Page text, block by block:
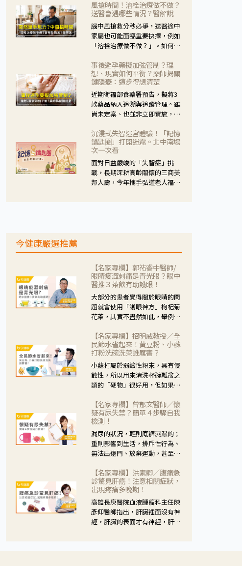
產業協會 提出「非處方藥正確使
用」與「藥師給力」，鼓勵民眾
建立安全且正確的自我照護習
慣。
風搶時間！溶栓治療做不做？
送醫會遇哪些情況？醫解說
腦中風搶救分秒必爭，送醫途中
家屬也可能面臨重要抉擇，例如
「溶栓治療做不做？」。如何搶
會理事長陳龍醫師解說！
事後避孕藥擬加強管制？理
想、現實如何平衡？藥師揭關
鍵隱憂：這步得想清楚
近期衛福部食藥署預告，擬將3
款藥品納入追溯與追蹤管理。雖
尚未定案、也並非立即實施，不
人杰藥師表示，這三款藥物目
的、作用、風險各有不同，管制
與否所帶來的後許影響也不同，
可先了解其特性。
沉浸式失智迷宮體驗！「記憶
鑰匙圈」打開迷霧。北中南場
次一次看
面對日益嚴峻的「失智症」挑
戰，長期深耕高齡關懷的三商美
邦人壽，今年攜手弘道老人福利
生活挑戰。
今健康嚴選推薦
【名家專欄】郭祐睿中醫師/
眼睛痠澀刺痛是青光眼？眼中
醫推３茶飲有助護眼！
大部分的患者覺得關於眼睛的問
題就會使用「護眼神方」枸杞菊
花茶，其實不盡然如此，舉例來
紅、眼睛痛、眼屎多而且顏色
黃，當然就可以使用枸杞菊花
茶，但是枸杞的劑量要少，菊花
的劑量要多；若是有以上症狀以
外，眼睛還會有灼熱感，眼屎多
到會「牽絲」，也就是水樣分泌
了，這時候就要使用菊花、金銀
花來治療；假如單純的眼睛乾
澀，結膜沒有紅，眼睛周圍沒有
眼屎，這種情況是屬於「陰
虛」，就可以使用枸杞、蓮藕、
麥門冬、山藥等比較滋潤的藥
【名家專欄】招明威教授／全
民節水省起來！黃豆粉、小蘇
打粉洗碗洗菜誰厲害？
小蘇打屬於弱鹼性粉末，具有侵
蝕性，所以用來清洗杯碗瓢盆之
類的「硬物」很好用，但如果用
特別注意用法用量，使用過多或
是浸泡太久，容易腐蝕蔬菜的纖
維，讓菜軟掉不清脆。
【名家專欄】曾郁文醫師／懷
疑有尿失禁？簡單４步驟自我
檢測！
漏尿的狀況，輕則底褲濕濕的；
重則影響到生活，排斥性行為、
無法出遠門、放棄運動，甚至怕
禁」的症狀，長期下來不敢與朋
友往來，低潮陰霾造成憂鬱症。
【名家專欄】洪素卿／腹痛急
診驚見肝癌！注意相關症狀，
出現疼痛多晚期！
高雄長庚醫院血液腫瘤科主任陳
彥仰醫師指出，肝臟裡面沒有神
經，肝臟的表面才有神經，肝臟